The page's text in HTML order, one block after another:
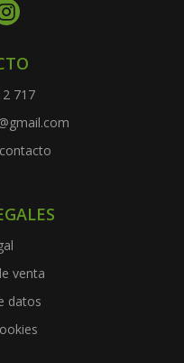
717
venta
datos